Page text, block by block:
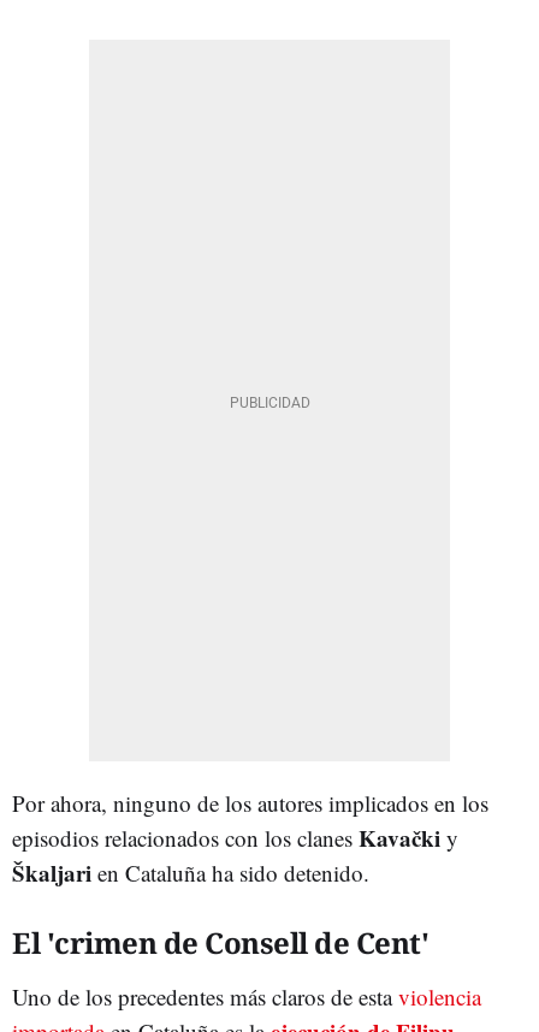
Por ahora, ninguno de los autores implicados en los
episodios relacionados con los clanes Kavački y
Škaljari en Cataluña ha sido detenido.
El 'crimen de Consell de Cent'
Uno de los precedentes más claros de estaviolencia